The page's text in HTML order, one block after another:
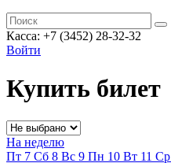
Касса: +7 (3452) 28-32-32
Войти
Купить билет
На неделю
Пт 7 Сб 8 Вс 9 Пн 10 Вт 11 Ср